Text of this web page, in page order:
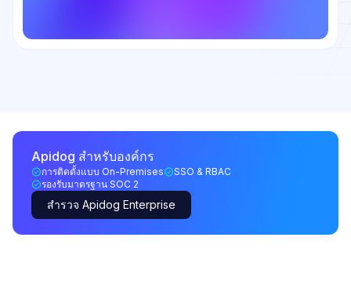
Apidog สำหรับองค์กร
การติดตั้งแบบ On-Premises
SSO & RBAC
รองรับมาตรฐาน SOC 2
สำรวจ Apidog Enterprise